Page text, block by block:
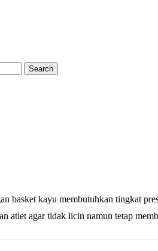
Search
basket kayu membutuhkan tingkat
atlet agar tidak licin namun tetap